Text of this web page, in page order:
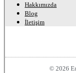
Hakkımızda
Blog
İletişim
© 2026